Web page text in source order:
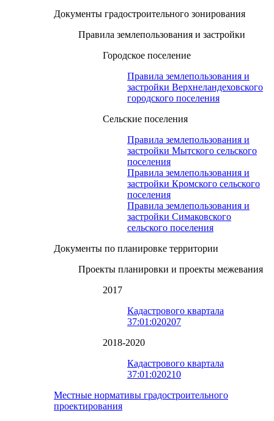
Документы градостроительного зонирования
Правила землепользования и застройки
Городское поселение
Правила землепользования и
застройки Верхнеландеховского
городского поселения
Сельские поселения
Правила землепользования и
застройки Мытского сельского
поселения
Правила землепользования и
застройки Кромского сельского
поселения
Правила землепользования и
застройки Симаковского
сельского поселения
Документы по планировке территории
Проекты планировки и проекты межевания
2017
Кадастрового квартала
37:01:020207
2018-2020
Кадастрового квартала
37:01:020210
Местные нормативы градостроительного
проектирования